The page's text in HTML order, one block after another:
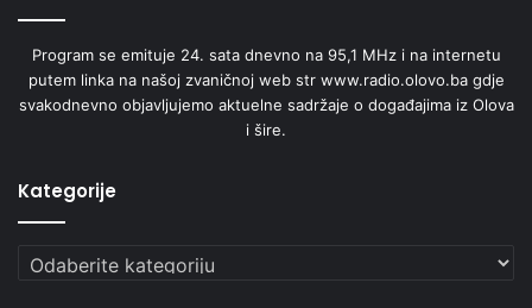
Program se emituje 24. sata dnevno na 95,1 MHz i na internetu
putem linka na našoj zvaničnoj web str www.radio.olovo.ba gdje
svakodnevno objavljujemo aktuelne sadržaje o događajima iz Olova
i šire.
Kategorije
Kategorije